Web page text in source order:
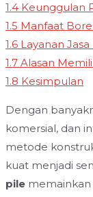
1.4 Keunggulan
1.5 Manfaat
1.6 Layanan
1.7 Alasan
1.8 Kesimpulan
Dengan
komersial, dan
metode
kuat menjadi
pile memainkan